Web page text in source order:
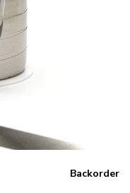
Backorder